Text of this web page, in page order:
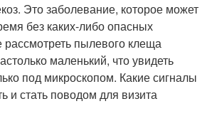
Это заболевание, которое может
без каких-либо опасных
пылевого клеща
маленький, что увидеть
под микроскопом. Какие сигналы
и стать поводом для визита